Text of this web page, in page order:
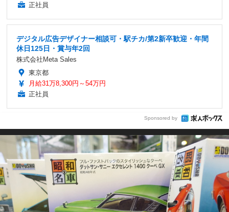
正社員
デジタル広告デザイナー相談可・駅チカ/第2新卒歓迎・年間
休日125日・賞与年2回
株式会社Meta Sales
東京都
月給31万8,300円～54万円
正社員
Sponsored by